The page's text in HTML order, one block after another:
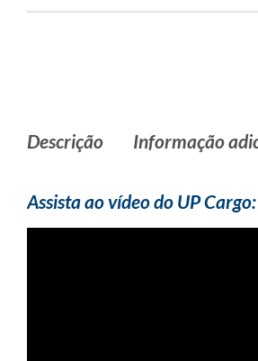
Descrição Informação
Assista ao vídeo do UP Cargo: